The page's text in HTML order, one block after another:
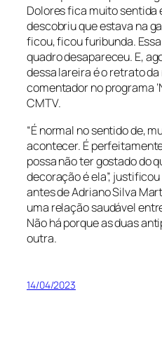
Dolores fica muito sentida
descobriu que estava na
ficou, ficou furibunda.
quadro desapareceu. E,
dessa lareira é o retrato da
comentador no programa
CMTV.
“É normal no sentido de,
acontecer. É
possa não ter gostado do
decoração é ela”,
antes de Adriano Silva
uma relação saudável
Não há porque as duas
outra.
14/04/2023